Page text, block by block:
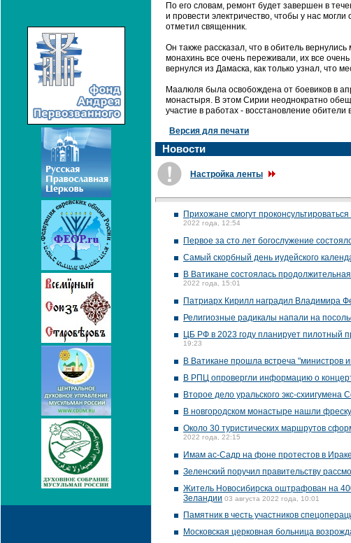
По его словам, ремонт будет завершен в
и провести электричество, чтобы у нас
отметил священник.
Он также рассказал, что в обитель
монахинь все очень переживали, их все
вернулся из Дамаска, как только узнал, что
Маалюля была освобождена от боевиков в
монастыря. В этом Сирии неоднократно
участие в работах - восстановление
Версия для печати
Новости
Настройка ленты
Прихожане смогут
2022 года, 12:54
Первое за сто лет богослужение
Самый скорбный день иудейского
В Ватикане состоялась
2022 года, 15:01
Патриарх Кирилл наградил Владимира
Религиозные радикалы напали на
ЦБ РФ в 2023 году планирует пилотный
19:23
В Ватикане прошла встреча "министров
В РПЦ опровергли информацию о
Второе дело уральского экс-схиигумена
В новгородском монастыре нашли
Около 30 туристических маршрутов
2022 года, 22:15
Имам ас-Садр на фоне протестов в
Зеленский поручил правительству
Житель Новосибирска оштрафован на
Зеландии 03 августа 2022 года, 10:01
Памятник в честь участников
Московская церковная больница